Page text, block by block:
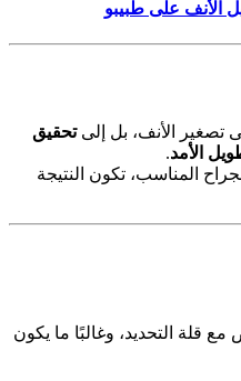
الأنف على طبیبو
تصغير الأنف، بل إلىتحقيق
الأمد.
المناسب، تكون النتيجة
قلة التحديد، وغالبًا ما يكون